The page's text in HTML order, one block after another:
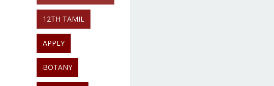
12TH TAMIL
APPLY
BOTANY